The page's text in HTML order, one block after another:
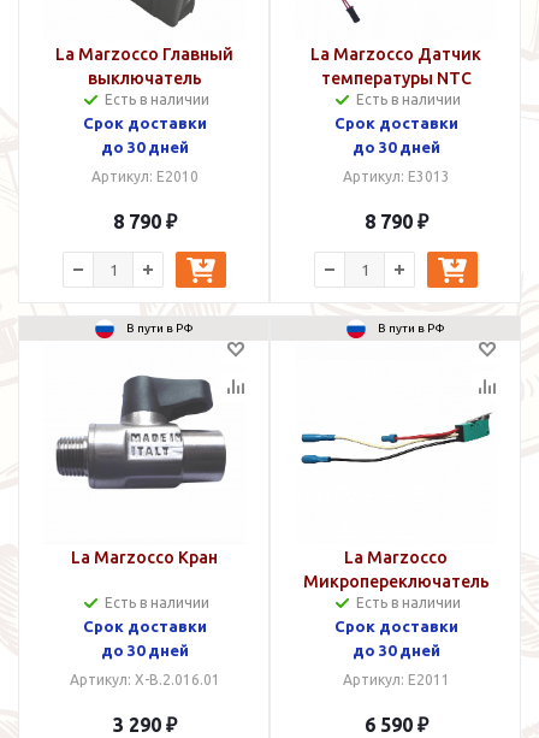
La Marzocco Главный
выключатель
Есть в наличии
Срок доставки
до 30 дней
Артикул: E2010
8 790 ₽
La Marzocco Датчик
температуры NTC
Есть в наличии
Срок доставки
до 30 дней
Артикул: E3013
8 790 ₽
В пути в РФ
La Marzocco Кран
Есть в наличии
Срок доставки
до 30 дней
Артикул: X-B.2.016.01
3 290 ₽
В пути в РФ
La Marzocco
Микропереключатель
Есть в наличии
Срок доставки
до 30 дней
Артикул: E2011
6 590 ₽